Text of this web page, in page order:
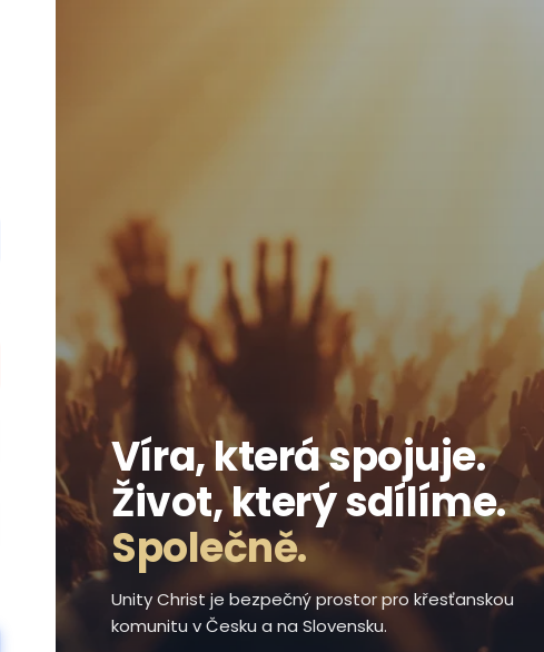
Víra, která spojuje.
Život, který sdílíme.
Společně.
Unity Christ je bezpečný prostor pro křesťanskou
komunitu v Česku a na Slovensku.